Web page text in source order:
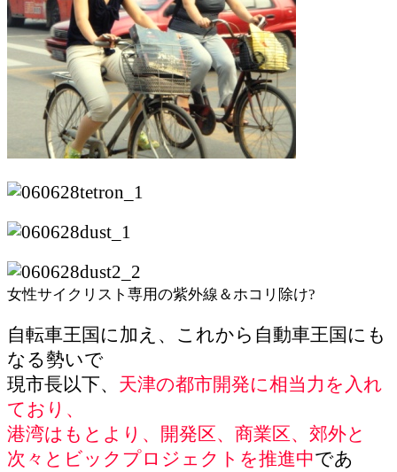
女性サイクリスト専用の紫外線＆ホコリ除け?
自転車王国に加え、これから自動車王国にも
なる勢いで
現市長以下、 天津の都市開発に相当力を入れ
ており、
港湾はもとより、開発区、商業区、郊外と
次々とビックプロジェクトを推進中であ